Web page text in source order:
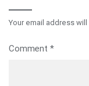
Your email address
Comment *